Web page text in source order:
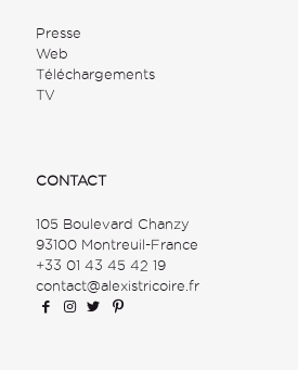
Presse
Web
Téléchargements
TV
CONTACT
105 Boulevard Chanzy
93100 Montreuil-France
+33 01 43 45 42 19
contact@alexistricoire.fr